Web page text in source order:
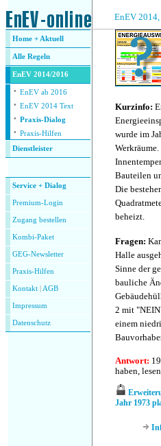
EnEV
Home + Aktuell
Alle Regeln
EnEV 2014/2016
· EnEV ab 2016
· EnEV 2014 Text
· Praxis-Dialog
· Praxis-Hilfen
Dienstleister
Service + Dialog
Premium-Login
Zugang bestellen
Kombi-Paket
GEG-Newsletter
Praxis-Hilfen
Kontakt AGB
Impressum
Datenschutz
Kurzinfo:
wurde im
Bauteilen
Die
beheizt.
Fragen:
Halle
Sinne der
bauliche
2 mit
einem
Antwort:
haben,
Jahr 1973